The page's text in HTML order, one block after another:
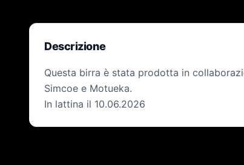
Descrizione
Questa birra è stata prodotta in
Simcoe e Motueka.
In lattina il 10.06.2026